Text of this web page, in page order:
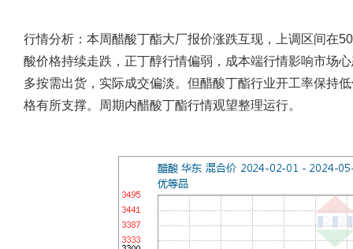
行情分析：本周醋酸丁酯大厂报价涨跌互现，上调区间在
酸价格持续走跌，正丁醇行情偏弱，成本端行情影响市场
多按需出货，实际成交偏淡。但醋酸丁酯行业开工率保持
格有所支撑。周期内醋酸丁酯行情观望整理运行。